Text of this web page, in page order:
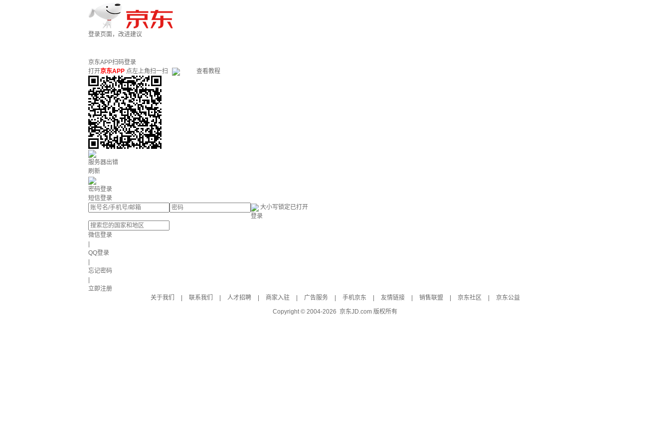
登录页面，改进建议
京东APP扫码登录
打开京东APP 点左上角扫一扫 查看教程
服务器出错
刷新
密码登录
短信登录
大小写锁定已打开
登录
微信登录
QQ登录
忘记密码
立即注册
关于我们
联系我们 人才招聘 商家入驻 广告服务 手机京东 友情链接 销售联盟 京东社区
京东公益
Copyright © 2004-2026 京东JD.com 版权所有